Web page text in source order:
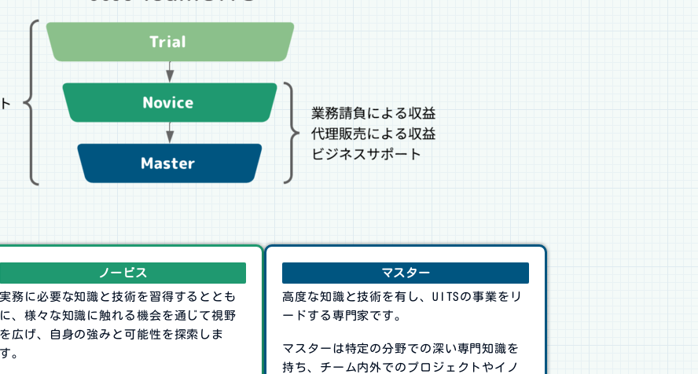
ノービス
実務に必要な知識と技術を習得するととも
に、様々な知識に触れる機会を通じて視野
を広げ、自身の強みと可能性を探索しま
す。
マスター
高度な知識と技術を有し、UITSの事業をリ
ードする専門家です。
マスターは特定の分野での深い専門知識を
持ち、チーム内外でのプロジェクトやイノ